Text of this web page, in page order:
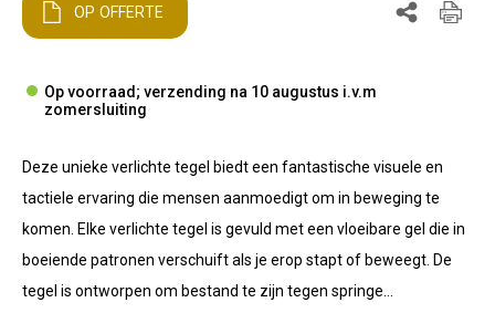
OP OFFERTE
Op voorraad; verzending na 10 augustus i.v.m
zomersluiting
Deze unieke verlichte tegel biedt een fantastische visuele en
tactiele ervaring die mensen aanmoedigt om in beweging te
komen. Elke verlichte tegel is gevuld met een vloeibare gel die in
boeiende patronen verschuift als je erop stapt of beweegt. De
tegel is ontworpen om bestand te zijn tegen springe...